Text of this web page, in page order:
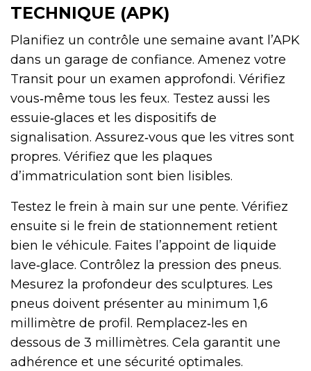
TECHNIQUE (APK)
Planifiez un contrôle une semaine avant l’APK
dans un garage de confiance. Amenez votre
Transit pour un examen approfondi. Vérifiez
vous‑même tous les feux. Testez aussi les
essuie‑glaces et les dispositifs de
signalisation. Assurez‑vous que les vitres sont
propres. Vérifiez que les plaques
d’immatriculation sont bien lisibles.
Testez le frein à main sur une pente. Vérifiez
ensuite si le frein de stationnement retient
bien le véhicule. Faites l’appoint de liquide
lave‑glace. Contrôlez la pression des pneus.
Mesurez la profondeur des sculptures. Les
pneus doivent présenter au minimum 1,6
millimètre de profil. Remplacez‑les en
dessous de 3 millimètres. Cela garantit une
adhérence et une sécurité optimales.